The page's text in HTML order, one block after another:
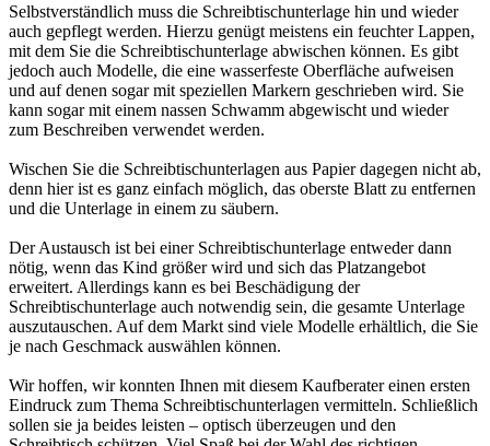
Selbstverständlich muss die Schreibtischunterlage hin und wieder
auch gepflegt werden. Hierzu genügt meistens ein feuchter Lappen,
mit dem Sie die Schreibtischunterlage abwischen können. Es gibt
jedoch auch Modelle, die eine wasserfeste Oberfläche aufweisen
und auf denen sogar mit speziellen Markern geschrieben wird. Sie
kann sogar mit einem nassen Schwamm abgewischt und wieder
zum Beschreiben verwendet werden.
Wischen Sie die Schreibtischunterlagen aus Papier dagegen nicht ab,
denn hier ist es ganz einfach möglich, das oberste Blatt zu entfernen
und die Unterlage in einem zu säubern.
Der Austausch ist bei einer Schreibtischunterlage entweder dann
nötig, wenn das Kind größer wird und sich das Platzangebot
erweitert. Allerdings kann es bei Beschädigung der
Schreibtischunterlage auch notwendig sein, die gesamte Unterlage
auszutauschen. Auf dem Markt sind viele Modelle erhältlich, die Sie
je nach Geschmack auswählen können.
Wir hoffen, wir konnten Ihnen mit diesem Kaufberater einen ersten
Eindruck zum Thema Schreibtischunterlagen vermitteln. Schließlich
sollen sie ja beides leisten – optisch überzeugen und den